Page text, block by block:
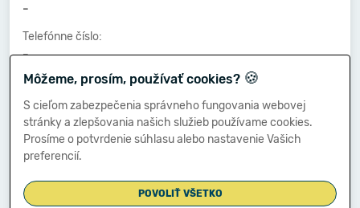
-
Telefónne číslo:
-
Faxové číslo:
-
E-mailová adresa:
-
Zostavená dňa:
Môžeme, prosím, používať cookies? 🍪
S cieľom zabezpečenia správneho fungovania webovej
stránky a zlepšovania našich služieb používame cookies.
Prosíme o potvrdenie súhlasu alebo nastavenie Vašich
preferencií.
POVOLIŤ VŠETKO